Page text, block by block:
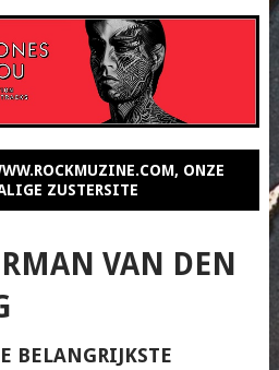
ONZE
ZUSTERSITE
VAN DEN
BELANGRIJKSTE